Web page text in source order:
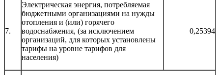
7.
Электрическая энергия, потребляемая
бюджетными организациями на нужды
отопления и (или) горячего
водоснабжения, (за исключением
организаций, для которых установлены
тарифы на уровне тарифов для
населения)
0,25394